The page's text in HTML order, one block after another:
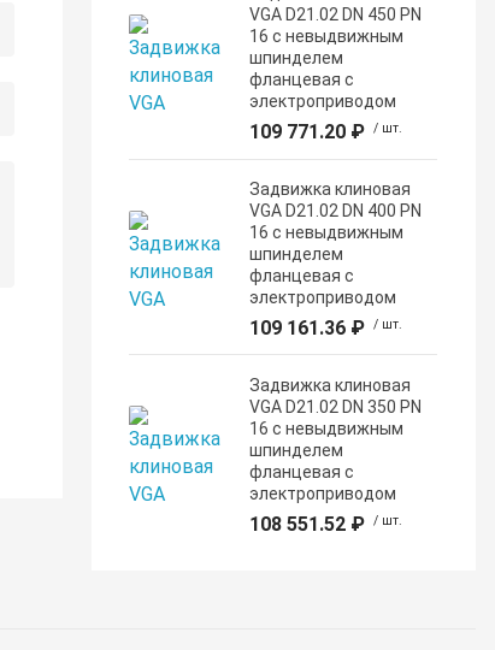
VGA D21.02 DN 450 PN
16 с невыдвижным
шпинделем
фланцевая с
электроприводом
109 771.20 ₽ / шт.
Задвижка клиновая
VGA D21.02 DN 400 PN
16 с невыдвижным
шпинделем
фланцевая с
электроприводом
109 161.36 ₽ / шт.
Задвижка клиновая
VGA D21.02 DN 350 PN
16 с невыдвижным
шпинделем
фланцевая с
электроприводом
108 551.52 ₽ / шт.